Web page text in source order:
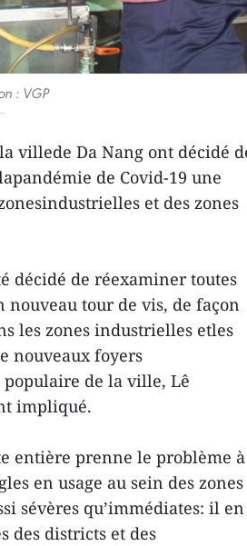
: VGP
villede Da Nang ont décidé
de Covid-19 une
et des zones
décidé de réexaminer toutes
tour de vis, de façon
les zones industrielles etles
nouveaux foyers
de la ville, Lê
impliqué.
entière prenne le problème à
en usage au sein des zones
sévères qu’immédiates: il
des districts et des